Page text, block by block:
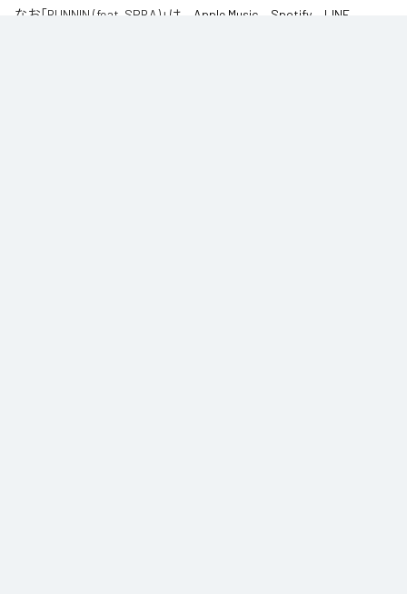
なお「RUNNIN (feat. SPRA)」は、 Apple Music Spotify
LINE